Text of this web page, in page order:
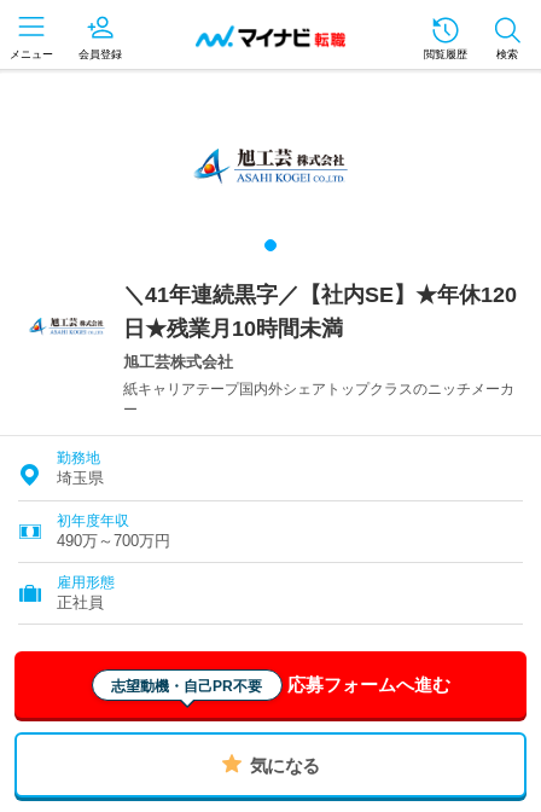
メニュー 会員登録 閲覧履歴 検索
＼41年連続黒字／【社内SE】★年休120
日★残業月10時間未満
旭工芸株式会社
紙キャリアテープ国内外シェアトップクラスのニッチメーカ
ー
勤務地
埼玉県
初年度年収
490万～700万円
雇用形態
正社員
志望動機・自己PR不要 応募フォームへ進む
気になる